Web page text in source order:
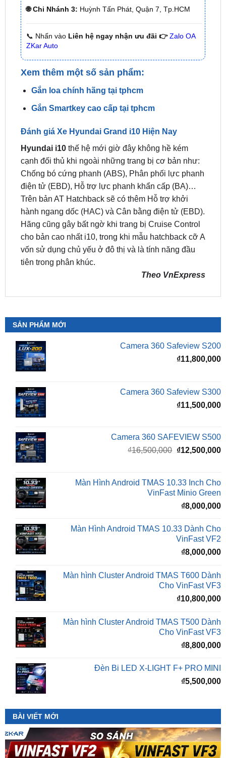
📞 Nhấn vàoLiên hệ ngay nhận ưu đãi 👉 Zalo OA
Xem thêm một số sản phẩm:
Đánh giá Xe Hyundai Grand i10 Hiện Nay
cạnh đối thủ khi ngoài những trang bị cơ bản như:
Chống bó cứng phanh (ABS), Phân phối lực phanh
điện tử (EBD), Hỗ trợ lực phanh khẩn cấp (BA)…
Trên bản AT Hatchback sẽ có thêm Hỗ trợ khởi
hành ngang dốc (HAC) và Cân bằng điện tử (EBD).
Hãng cũng gây bất ngờ khi trang bị Cruise Control
cho bản cao nhất i10, trong khi mẫu hatchback cỡ A
vốn sử dụng chủ yếu ở đô thị và là tính năng đầu
tiên trong phân khúc.
Theo VnExpress
SẢN PHẨM MỚI
Camera 360 Safeview S200
₫11,800,000
Camera 360 Safeview S300
Camera 360 SAFEVIEW S500
gốc
₫16,500,000.
Màn Hình Android TMAS 10.33 Inch Cho
₫8,000,000
Màn Hình Android TMAS 10.33 Dành Cho
VinFast VF2
₫8,000,000
Màn hình Cluster Android TMAS T600 Dành
₫10,800,000
Màn hình Cluster Android TMAS T500 Dành
₫8,800,000
Đèn Bi LED X-LIGHT F+ PRO MINI
BÀI VIẾT MỚI